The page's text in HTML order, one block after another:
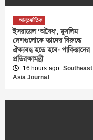
আন্তর্জাতিক
ইসরায়েল ‘অবৈধ’, মুসলিম
দেশগুলোকে তাদের বিরুদ্ধে
ঐক্যবদ্ধ হতে হবে- পাকিস্তানের
প্রতিরক্ষামন্ত্রী
16 hours ago Southeast
Asia Journal